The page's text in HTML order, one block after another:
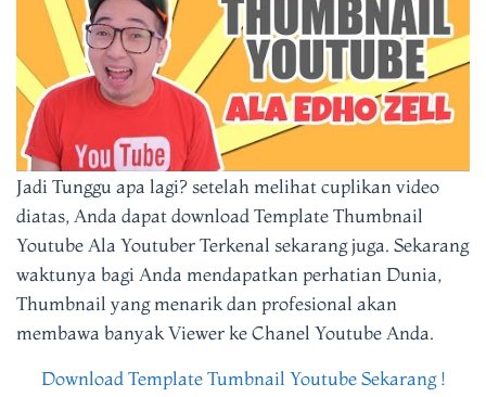
Jadi Tunggu apa lagi? setelah melihat cuplikan video
diatas, Anda dapat download Template Thumbnail
Youtube Ala Youtuber Terkenal sekarang juga. Sekarang
waktunya bagi Anda mendapatkan perhatian Dunia,
Thumbnail yang menarik dan profesional akan
membawa banyak Viewer ke Chanel Youtube Anda.
Download Template Tumbnail Youtube Sekarang !